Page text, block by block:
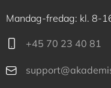
Mandag-fredag: kl. 8-
+45 70 23 40 81